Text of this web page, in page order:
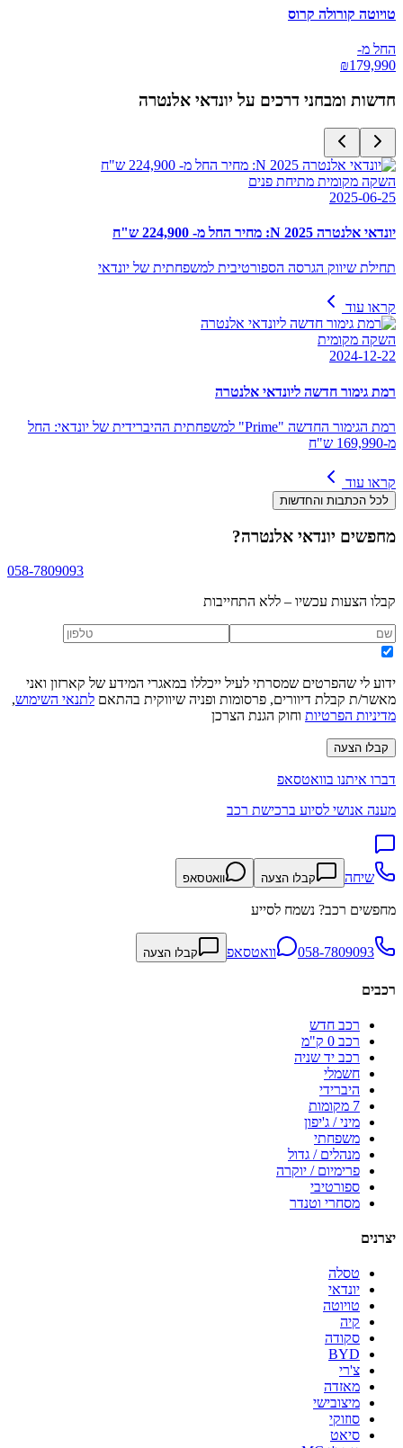
טויוטה קורולה קרוס
החל מ-
₪179,990
חדשות ומבחני דרכים על יונדאי אלנטרה
השקה מקומית מתיחת פנים
2025-06-25
יונדאי אלנטרה N 2025: מחיר החל מ- 224,900 ש"ח
תחילת שיווק הגרסה הספורטיבית למשפחתית של יונדאי
קראו עוד
השקה מקומית
2024-12-22
רמת גימור חדשה ליונדאי אלנטרה
רמת הגימור החדשה "Prime" למשפחתית ההיברידית של יונדאי: החל
מ-169,990 ש"ח
קראו עוד
לכל הכתבות והחדשות
מחפשים יונדאי אלנטרה?
058-7809093
קבלו הצעות עכשיו – ללא התחייבות
ידוע לי שהפרטים שמסרתי לעיל ייכללו במאגרי המידע של קארזון ואני
מאשר/ת קבלת דיוורים, פרסומות ופניה שיווקית בהתאם לתנאי השימוש,
מדיניות הפרטיות וחוק הגנת הצרכן
קבלו הצעה
דברו איתנו בוואטסאפ
מענה אנושי לסיוע ברכישת רכב
שיחה קבלו הצעה וואטסאפ
מחפשים רכב? נשמח לסייע
058-7809093 וואטסאפ קבלו הצעה
רכבים
רכב חדש
רכב 0 ק"מ
רכב יד שניה
חשמלי
היברידי
7 מקומות
מיני / ג'יפון
משפחתי
מנהלים / גדול
פרימיום / יוקרה
ספורטיבי
מסחרי וטנדר
יצרנים
טסלה
יונדאי
טויוטה
קיה
סקודה
BYD
צ'רי
מאזדה
מיצובישי
סוזוקי
סיאט